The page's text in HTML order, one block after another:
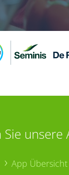
Sie unsere
App Übersicht